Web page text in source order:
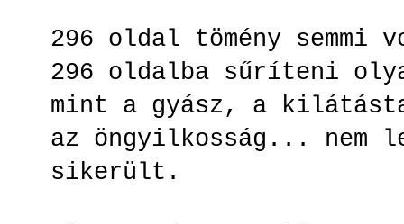
296 oldal tömény
296 oldalba sűríteni
mint a gyász, a
az öngyilkosság... nem
sikerült.